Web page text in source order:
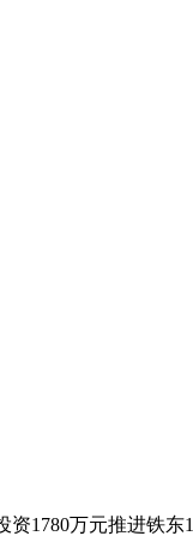
1780万元推进铁东